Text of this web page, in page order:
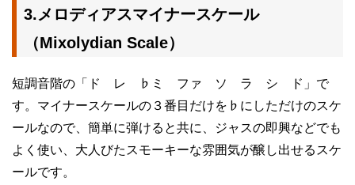
3.メロディアスマイナースケール
（Mixolydian Scale）
短調音階の「ド レ ♭ミ ファ ソ ラ シ ド」で
す。マイナースケールの３番目だけを♭にしただけのスケ
ールなので、簡単に弾けると共に、ジャスの即興などでも
よく使い、大人びたスモーキーな雰囲気が醸し出せるスケ
ールです。